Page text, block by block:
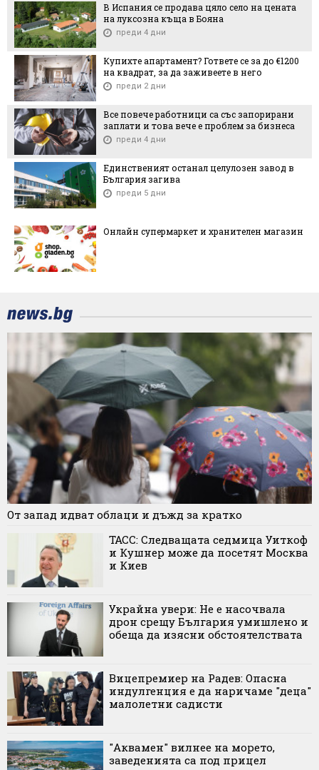
В Испания се продава цяло село на цената
на луксозна къща в Бояна
преди 4 дни
Купихте апартамент? Гответе се за до €1200
на квадрат, за да заживеете в него
преди 2 дни
Все повече работници са със запорирани
заплати и това вече е проблем за бизнеса
преди 4 дни
Единственият останал целулозен завод в
България загива
преди 5 дни
Онлайн супермаркет и хранителен магазин
От запад идват облаци и дъжд за кратко
ТАСС: Следващата седмица Уиткоф
и Кушнер може да посетят Москва
и Киев
Украйна увери: Не е насочвала
дрон срещу България умишлено и
обеща да изясни обстоятелствата
Вицепремиер на Радев: Опасна
индулгенция е да наричаме "деца"
малолетни садисти
"Аквамен" вилнее на морето,
заведенията са под прицел